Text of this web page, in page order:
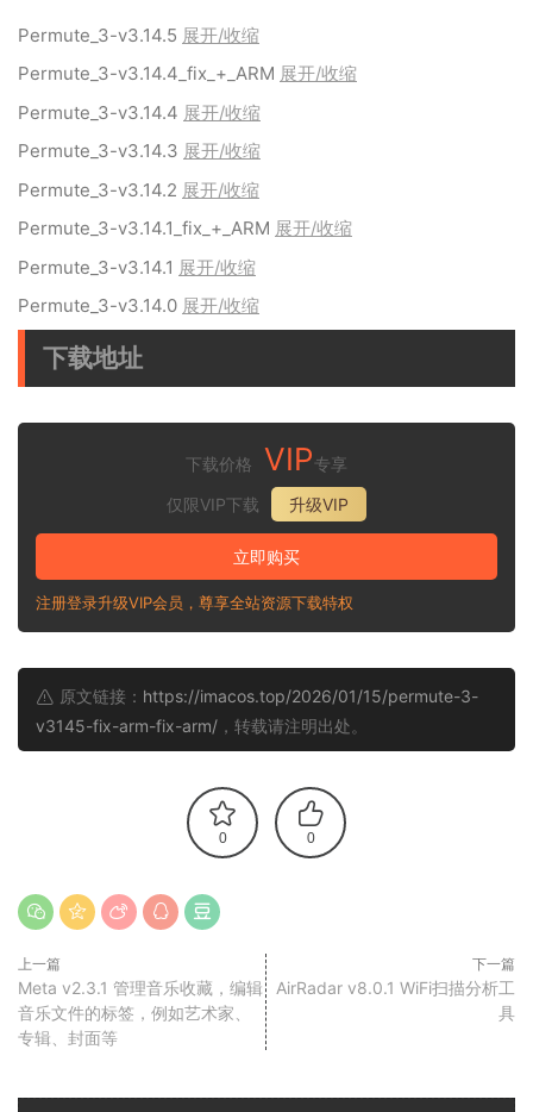
Permute_3-v3.14.5 展开/收缩
Permute_3-v3.14.4_fix_+_ARM 展开/收缩
Permute_3-v3.14.4 展开/收缩
Permute_3-v3.14.3 展开/收缩
Permute_3-v3.14.2 展开/收缩
Permute_3-v3.14.1_fix_+_ARM 展开/收缩
Permute_3-v3.14.1 展开/收缩
Permute_3-v3.14.0 展开/收缩
下载地址
下载价格 VIP专享
仅限VIP下载
升级VIP
立即购买
注册登录升级VIP会员，尊享全站资源下载特权
原文链接： https://imacos.top/2026/01/15/permute-3-
v3145-fix-arm-fix-arm/ ，转载请注明出处。
0 0
上一篇
Meta v2.3.1 管理音乐收藏，编辑
音乐文件的标签，例如艺术家、
专辑、封面等
下一篇
AirRadar v8.0.1 WiFi扫描分析工
具